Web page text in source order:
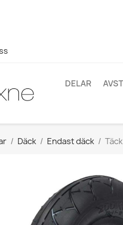
DELAR
Däck Endast däck